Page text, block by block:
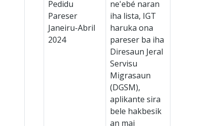
Pedidu
Pareser
Janeiru-Abril
2024
ne'ebé naran
iha lista, IGT
haruka ona
pareser ba iha
Diresaun Jeral
Servisu
Migrasaun
(DGSM),
aplikante sira
bele hakbesik
an mai